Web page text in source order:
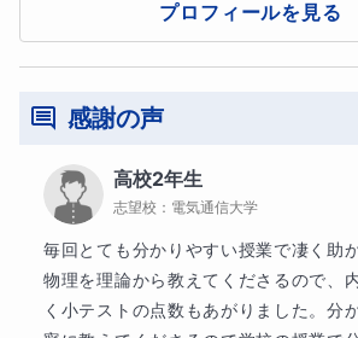
プロフィールを見る
感謝の声
高校2年生
志望校： 電気通信大学
毎回とても分かりやすい授業で凄く助
物理を理論から教えてくださるので、
く小テストの点数もあがりました。分